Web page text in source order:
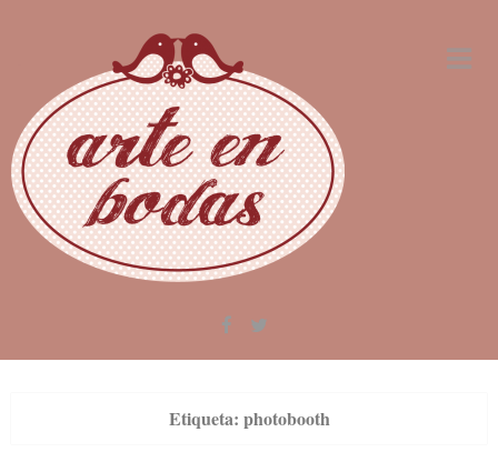
Etiqueta: photobooth